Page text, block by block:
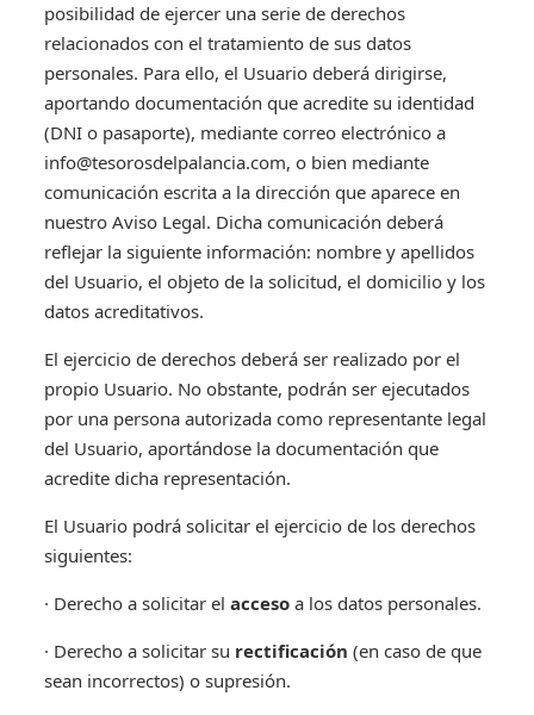
posibilidad de ejercer una serie de derechos
relacionados con el tratamiento de sus datos
personales. Para ello, el Usuario deberá dirigirse,
aportando documentación que acredite su identidad
(DNI o pasaporte), mediante correo electrónico a
info@tesorosdelpalancia.com, o bien mediante
comunicación escrita a la dirección que aparece en
nuestro Aviso Legal. Dicha comunicación deberá
reflejar la siguiente información: nombre y apellidos
del Usuario, el objeto de la solicitud, el domicilio y los
datos acreditativos.
El ejercicio de derechos deberá ser realizado por el
propio Usuario. No obstante, podrán ser ejecutados
por una persona autorizada como representante legal
del Usuario, aportándose la documentación que
acredite dicha representación.
El Usuario podrá solicitar el ejercicio de los derechos
siguientes:
· Derecho a solicitar el accesoa los datos personales.
· Derecho a solicitar su rectificación (en caso de que
sean incorrectos) o supresión.